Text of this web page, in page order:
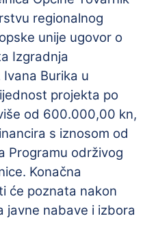
regionalnog
unije ugovor o
Izgradnja
Burika u
projekta po
od 600.000,00 kn,
s iznosom od
Programu održivog
Konačna
će poznata nakon
javne nabave i izbora